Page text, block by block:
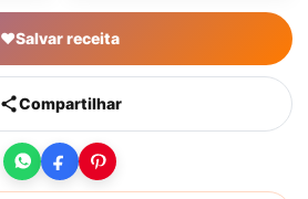
♥Salvar receita
Compartilhar